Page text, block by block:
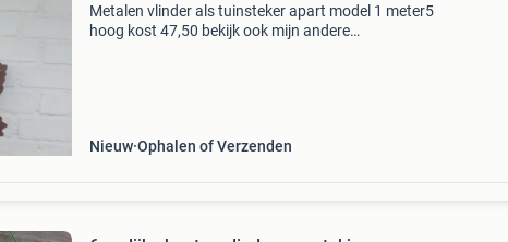
Metalen vlinder als tuinsteker apart model 1 meter5
hoog kost 47,50 bekijk ook mijn andere
Nieuw Ophalen of Verzenden